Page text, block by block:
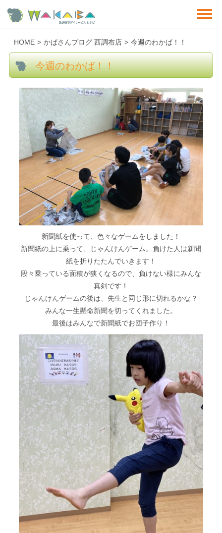
HOME > かばさんブログ 西調布店 > 今週のわかば！！
今週のわかば！！
新聞紙を使って、色々なゲームをしました！
新聞紙の上に乗って、じゃんけんゲーム。負けた人は新聞
紙を折りたたんでいきます！
段々乗っている面積が狭くなるので、負けない様にみんな
真剣です！
じゃんけんゲームの後は、先生と同じ形に切れるかな？
みんな一生懸命新聞を切ってくれました。
最後はみんなで新聞紙でお団子作り！